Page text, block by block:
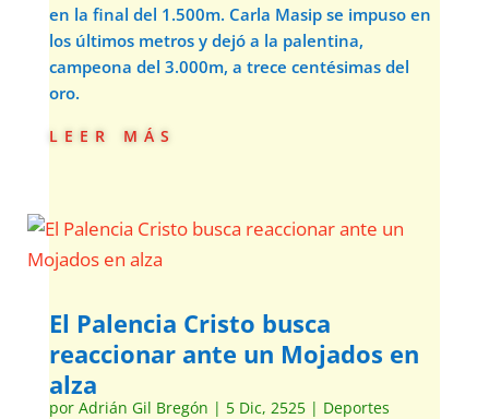
en la final del 1.500m. Carla Masip se impuso en
los últimos metros y dejó a la palentina,
campeona del 3.000m, a trece centésimas del
oro.
leer más
El Palencia Cristo busca
reaccionar ante un Mojados en
alza
por Adrián Gil Bregón | 5 Dic, 2525| Deportes